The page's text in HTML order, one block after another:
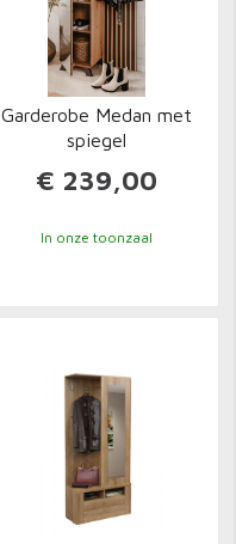
Garderobe Medan met
spiegel
€ 239,00
In onze toonzaal